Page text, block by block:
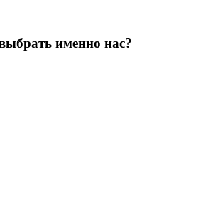
именно нас?